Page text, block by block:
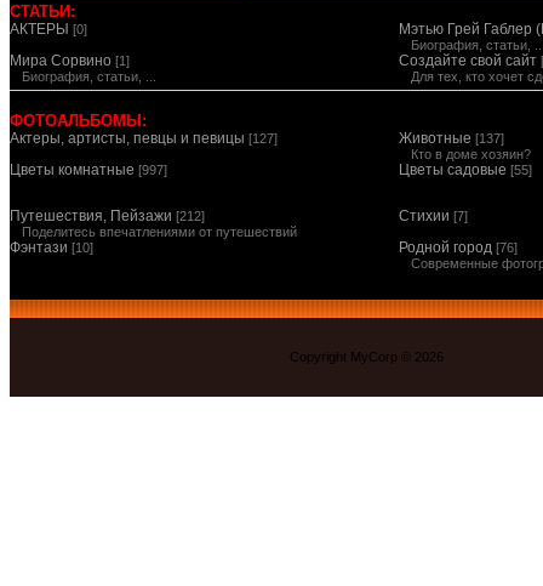
СТАТЬИ:
АКТЕРЫ [0] Мэтью Грей Габлер
Биография, статьи,
Мира Сорвино [1]
Биография, статьи, ...
Создайте свой сайт
Для тех, кто хочет
ФОТОАЛЬБОМЫ:
Актеры, артисты, певцы и певицы [127] Животные [137]
Кто в доме хозяин?
Цветы комнатные [997] Цветы садовые [55]
Путешествия, Пейзажи [212]
Поделитесь впечатлениями от путешествий
Стихии [7]
Фэнтази [10] Родной город [76]
Современные
Copyright MyCorp © 2026